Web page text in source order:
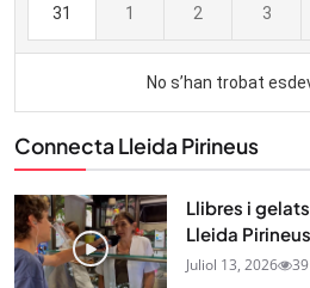
Connecta Lleida Pirineus
Llibres i
Lleida
Juliol 13, 2026 39